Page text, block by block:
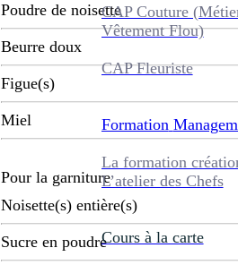
CAP Couture
Vêtement Flou)
CAP Fleuriste
Formation
La formation
L’atelier des Chefs
Cours à la carte
Poudre de noisette
Beurre doux
Figue(s)
Miel
Pour la garniture
Noisette(s) entière(s)
Sucre en poudre